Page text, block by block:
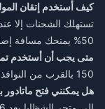
كيف أستخدم إتقان
تستهلك الشحنات إلا
50% يمنحك مسافة إضافية كبيرة.
متى يجب أن أستخدم
150 بالقرب من النوافذ أو آلات التشفير، أو قبل 8 ثوانٍ من عملية الإنقاذ.
هل يمكنني فتح ماتادور